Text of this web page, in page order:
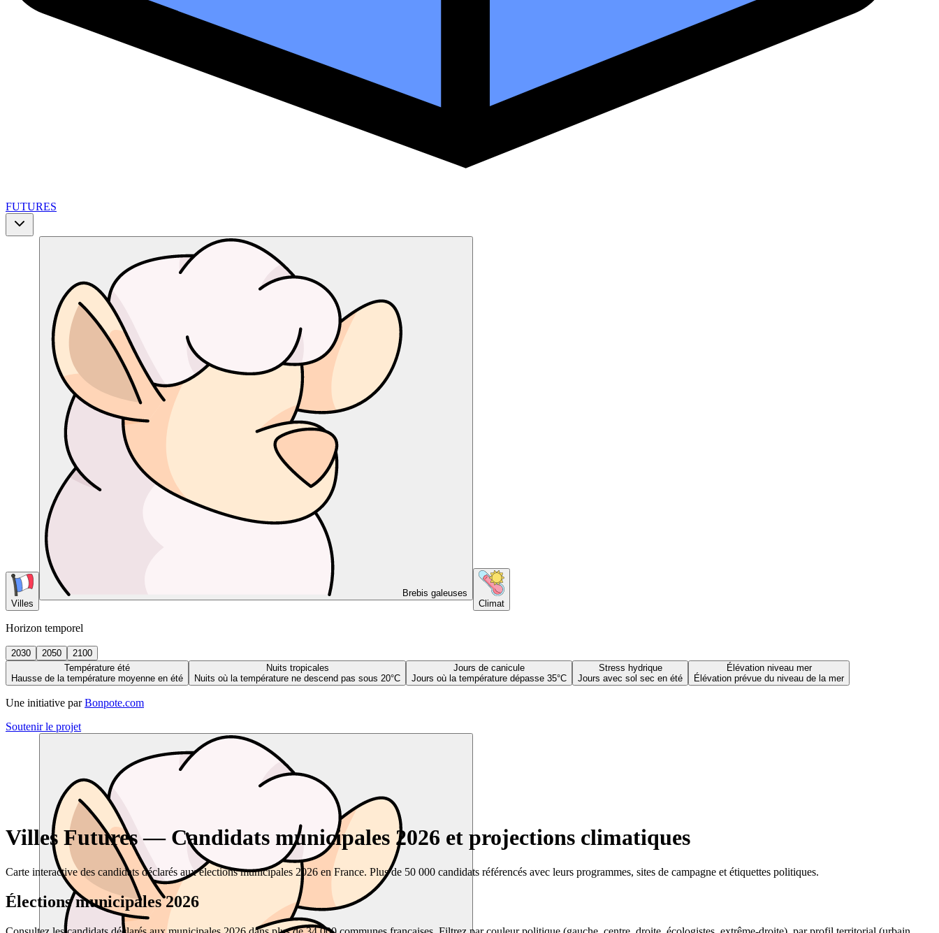
FUTURES
Villes
Brebis galeuses
Climat
Horizon temporel
2030 2050
2100
Température été
Hausse de la température moyenne en été
Nuits tropicales
Nuits où la température ne descend pas sous 20°C
Jours de canicule
Jours où la température dépasse 35°C
Stress hydrique
Jours avec sol sec en été
Élévation niveau mer
Élévation prévue du niveau de la mer
Une initiative par Bonpote.com
Soutenir le projet
Villes Futures — Candidats municipales 2026 et projections climatiques
Carte interactive des candidats déclarés aux élections municipales 2026 en France. Plus de 50 000 candidats référencés avec leurs programmes, sites de campagne et étiquettes politiques.
Élections municipales 2026